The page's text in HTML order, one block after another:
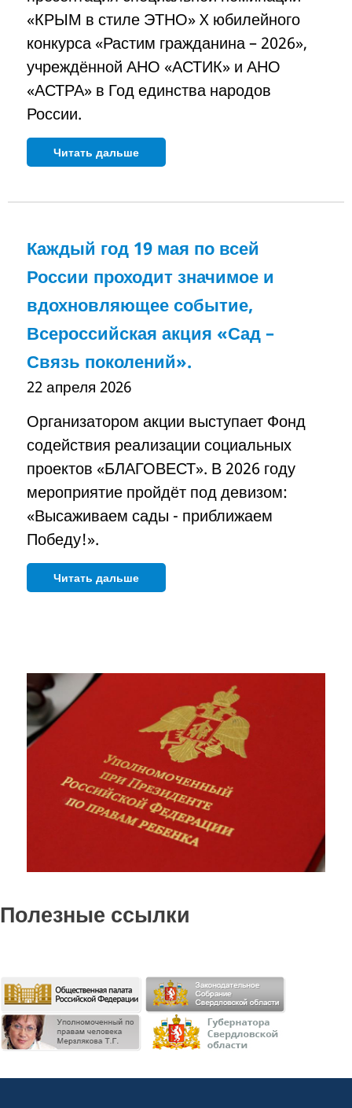
«КРЫМ в стиле ЭТНО» X юбилейного
конкурса «Растим гражданина – 2026»,
учреждённой АНО «АСТИК» и АНО
«АСТРА» в Год единства народов
России.
Читать дальше
Каждый год 19 мая по всей
России проходит значимое и
вдохновляющее событие,
Всероссийская акция «Сад –
Связь поколений».
22 апреля 2026
Организатором акции выступает Фонд
содействия реализации социальных
проектов «БЛАГОВЕСТ». В 2026 году
мероприятие пройдёт под девизом:
«Высаживаем сады - приближаем
Победу!».
Читать дальше
Полезные ссылки